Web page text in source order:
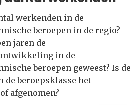
werkenden in de
beroepen in de regio?
jaren de
in de
beroepen geweest? Is de
de beroepsklasse het
afgenomen?